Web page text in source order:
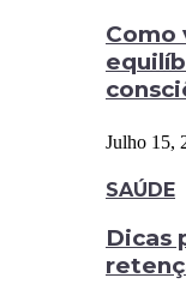
Como
Julho 15,
SAÚDE
Dicas